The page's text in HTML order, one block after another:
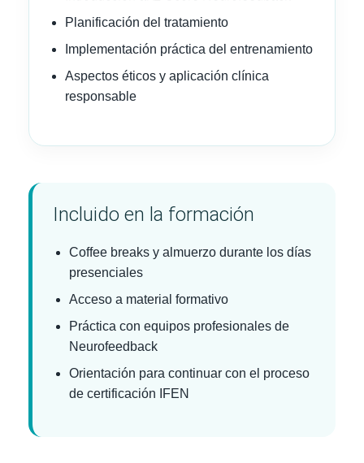
Planificación del tratamiento
Implementación práctica del entrenamiento
Aspectos éticos y aplicación clínica
responsable
Incluido en la formación
Coffee breaks y almuerzo durante los días
presenciales
Acceso a material formativo
Práctica con equipos profesionales de
Neurofeedback
Orientación para continuar con el proceso
de certificación IFEN